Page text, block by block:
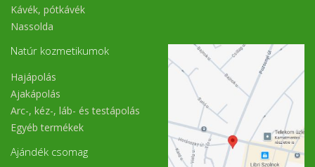
Kávék, pótkávék
Nassolda
Natúr kozmetikumok
Hajápolás
Ajakápolás
Arc-, kéz-, láb- és testápolás
Egyéb termékek
Ajándék csomag